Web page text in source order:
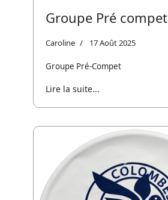
Groupe Pré compet
Caroline 17 Août 2025
Groupe Pré-Compet
Lire la suite...